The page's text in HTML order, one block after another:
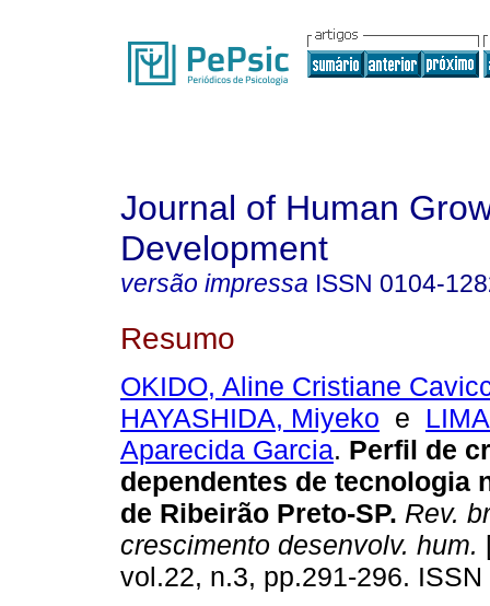
Journal of Human
Development
versão impressa ISSN 0104-
Resumo
OKIDO, Aline Cristiane
HAYASHIDA, Miyeko e
Aparecida Garcia. Perfil de
dependentes de tecnologia
de Ribeirão Preto-SP. Rev.
crescimento desenvolv. hum.
vol.22, n.3, pp.291-296.